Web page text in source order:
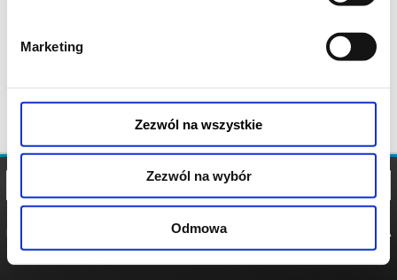
Marketing
Zezwól na wszystkie
Zezwól na wybór
Odmowa
POLITYKA
POLITYKA